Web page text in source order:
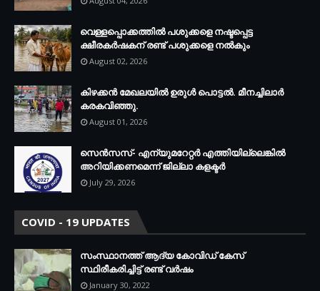
വെള്ളപ്പൊക്കത്തില്‍ പശുക്കളെ നഷ്ടപ്പെട്ട
ക്ഷീരകര്‍ഷകന് രണ്ട് പശുക്കളെ നല്‍കും
August 02, 2026
കിഴക്കന്‍ മേഖലയില്‍ ഉരുള്‍ പൊട്ടല്‍. മീനച്ചിലാര്‍
കരകവിഞ്ഞു.
August 01, 2026
സെന്‍സസ്- എന്യുമറേറ്റര്‍ എത്തിയില്ലെങ്കില്‍
അറിയിക്കണമെന്ന് ജില്ലാ കളക്ടര്‍
July 29, 2026
COVID - 19 UPDATES
സംസ്ഥാനത്ത് ആദ്യ കോവിഡ് കേസ്
സ്ഥിരീകരിച്ചിട്ട് രണ്ട് വര്‍ഷം
January 30, 2022